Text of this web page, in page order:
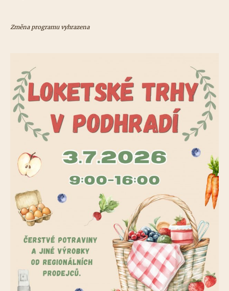
Změna programu vyhrazena